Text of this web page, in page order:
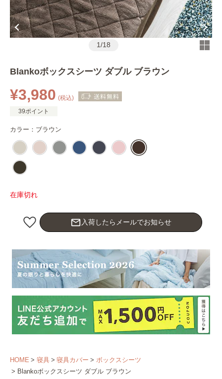
1/18
Blankoボックスシーツ ダブル ブラウン
¥3,980 (税込)
39ポイント
カラー： ブラウン
在庫切れ
mail_outline 入荷したらメールでお知らせ
HOME 寝具 寝具カバー
ボックスシーツ
Blankoボックスシーツ ダブル ブラウン